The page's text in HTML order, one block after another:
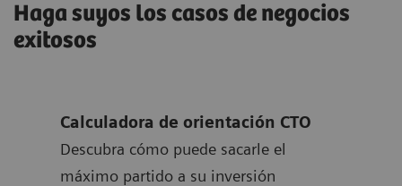
Haga suyos los casos de negocios
exitosos
Calculadora de orientación CTO
Descubra cómo puede sacarle el
máximo partido a su inversión